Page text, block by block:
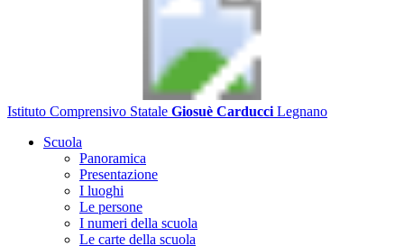
Istituto Comprensivo Statale Giosuè Carducci Legnano
Scuola
Panoramica
Presentazione
I luoghi
Le persone
I numeri della scuola
Le carte della scuola